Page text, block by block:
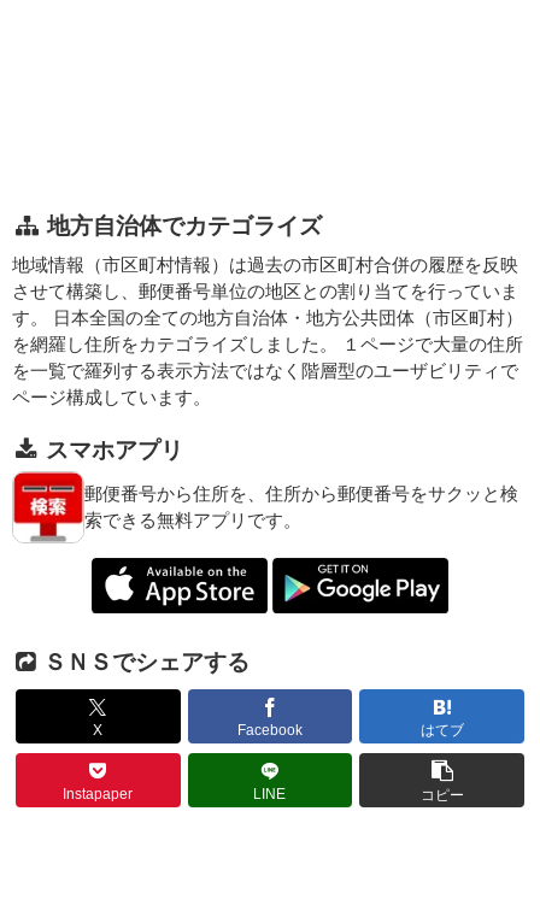
地方自治体でカテゴライズ
地域情報（市区町村情報）は過去の市区町村合併の履歴を反映
させて構築し、郵便番号単位の地区との割り当てを行っていま
す。 日本全国の全ての地方自治体・地方公共団体（市区町村）
を網羅し住所をカテゴライズしました。 １ページで大量の住所
を一覧で羅列する表示方法ではなく階層型のユーザビリティで
ページ構成しています。
スマホアプリ
郵便番号から住所を、住所から郵便番号をサクッと検
索できる無料アプリです。
ＳＮＳでシェアする
X Facebook はてブ
Instapaper LINE コピー